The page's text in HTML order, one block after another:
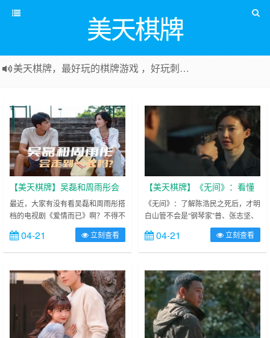
美天棋牌
美天棋牌，最好玩的棋牌游戏 ，好玩刺激可以赚Money，传送门：
【美天棋牌】吴磊和周雨彤会
走到一起吗？毕竟他们在《爱
情而已》里面那么甜
最近，大家有没有看吴磊和周雨彤搭
档的电视剧《爱情而已》啊？不得不
说，吴磊在演这种小清新的电视剧
时，就是非常不错的存在，那眉眼间
的神情，我都觉得吴磊是个非常不错
好奇另外一件事情，剧中的周雨彤和
吴磊那么甜的情况下，有没有一种可
能性，吴磊和周雨彤在现实中也跟着
走到一起呢？ ……
04-21 立刻查看
【美天棋牌】《无间》：看懂
陈浩民之死，才明白闪官不会
是“钢琴师”
《无间》：了解陈浩民之死后，才明
白山管不会是“钢琴家”普、张志坚、
钱波、李强、赵子琪、侯勇、谭凯、
张晞临、海一天等实力派扮演重要角
色.目前正在东方卫视和江苏卫视热
04-21 立刻查看